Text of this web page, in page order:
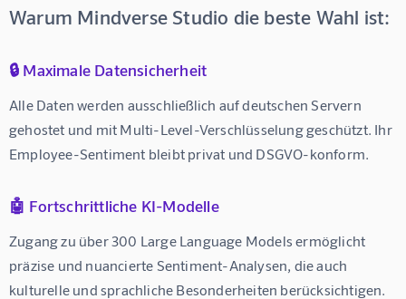
Warum Mindverse Studio die beste Wahl ist:
🔒 Maximale Datensicherheit
Alle Daten werden ausschließlich auf deutschen Servern
gehostet und mit Multi-Level-Verschlüsselung geschützt. Ihr
Employee-Sentiment bleibt privat und DSGVO-konform.
🤖 Fortschrittliche KI-Modelle
Zugang zu über 300 Large Language Models ermöglicht
präzise und nuancierte Sentiment-Analysen, die auch
kulturelle und sprachliche Besonderheiten berücksichtigen.